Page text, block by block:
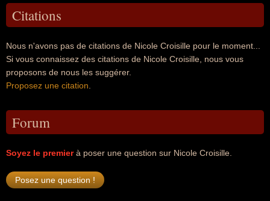
Citations
Nous n'avons pas de citations de Nicole Croisille pour le moment...
Si vous connaissez des citations de Nicole Croisille, nous vous
proposons de nous les suggérer.
Proposez une citation
Forum
Soyez le premierà poser une question sur Nicole Croisille.